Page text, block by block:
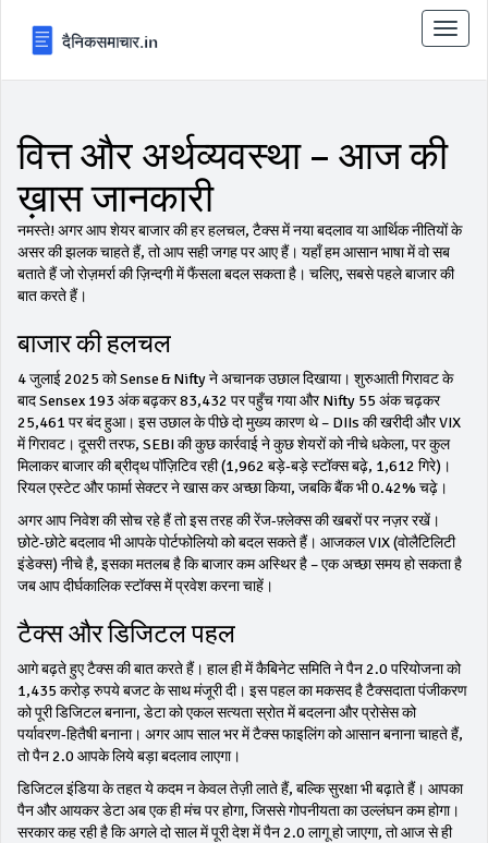
टॉगल
से
वित्त और अर्थव्यवस्था – आज की
ख़ास जानकारी
नमस्ते! अगर आप शेयर बाजार की हर हलचल, टैक्स में नया बदलाव या आर्थिक नीतियों के
असर की झलक चाहते हैं, तो आप सही जगह पर आए हैं। यहाँ हम आसान भाषा में वो सब
बताते हैं जो रोज़मर्रा की ज़िन्दगी में फैंसला बदल सकता है। चलिए, सबसे पहले बाजार की
बात करते हैं।
बाजार की हलचल
4 जुलाई 2025 को Sense & Nifty ने अचानक उछाल दिखाया। शुरुआती गिरावट के
बाद Sensex 193 अंक बढ़कर 83,432 पर पहुँच गया और Nifty 55 अंक चढ़कर
25,461 पर बंद हुआ। इस उछाल के पीछे दो मुख्य कारण थे – DIIs की खरीदी और VIX
में गिरावट। दूसरी तरफ, SEBI की कुछ कार्रवाई ने कुछ शेयरों को नीचे धकेला, पर कुल
मिलाकर बाजार की ब्रीद्थ पॉज़िटिव रही (1,962 बड़े‑बड़े स्टॉक्स बढ़े, 1,612 गिरे)।
रियल एस्टेट और फार्मा सेक्टर ने खास कर अच्छा किया, जबकि बैंक भी 0.42% चढ़े।
अगर आप निवेश की सोच रहे हैं तो इस तरह की रेंज‑फ़्लेक्स की खबरों पर नज़र रखें।
छोटे‑छोटे बदलाव भी आपके पोर्टफोलियो को बदल सकते हैं। आजकल VIX (वोलैटिलिटी
इंडेक्स) नीचे है, इसका मतलब है कि बाजार कम अस्थिर है – एक अच्छा समय हो सकता है
जब आप दीर्घकालिक स्टॉक्स में प्रवेश करना चाहें।
टैक्स और डिजिटल पहल
आगे बढ़ते हुए टैक्स की बात करते हैं। हाल ही में कैबिनेट समिति ने पैन 2.0 परियोजना को
1,435 करोड़ रुपये बजट के साथ मंजूरी दी। इस पहल का मकसद है टैक्सदाता पंजीकरण
को पूरी डिजिटल बनाना, डेटा को एकल सत्यता स्रोत में बदलना और प्रोसेस को
पर्यावरण‑हितैषी बनाना। अगर आप साल भर में टैक्स फाइलिंग को आसान बनाना चाहते हैं,
तो पैन 2.0 आपके लिये बड़ा बदलाव लाएगा।
डिजिटल इंडिया के तहत ये कदम न केवल तेज़ी लाते हैं, बल्कि सुरक्षा भी बढ़ाते हैं। आपका
पैन और आयकर डेटा अब एक ही मंच पर होगा, जिससे गोपनीयता का उल्लंघन कम होगा।
सरकार कह रही है कि अगले दो साल में पूरी देश में पैन 2.0 लागू हो जाएगा, तो आज से ही